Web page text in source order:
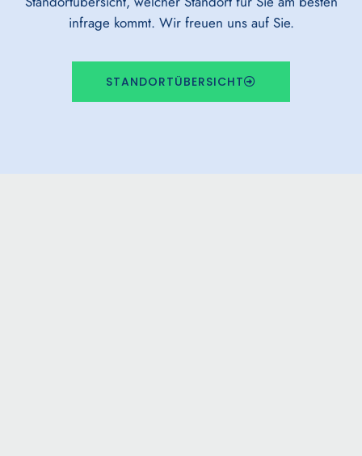
infrage kommt. Wir freuen uns auf Sie.
STANDORTÜBERSICHT